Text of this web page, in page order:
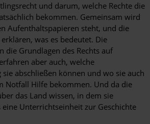
und darum, welche Rechte die
bekommen. Gemeinsam wird
Aufenthaltspapieren steht, und die
was es bedeutet. Die
die Grundlagen des Rechts auf
aber auch, welche
abschließen können und wo sie auch
Notfall Hilfe bekommen. Und da die
das Land wissen, in dem sie
eine Unterrichtseinheit zur Geschichte